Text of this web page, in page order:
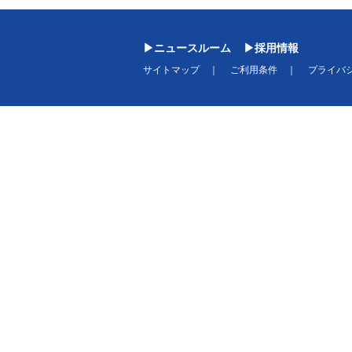
ニュースルーム 採用情報
サイトマップ ご利用条件 プライバ